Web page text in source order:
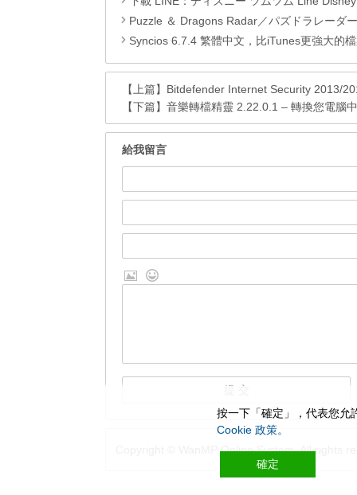
Puzzle ＆ Dragons Radar／パズドラレーダー 玩法及連動
Syncios 6.7.4 繁體中文，比iTunes更強大的檔案管理兼影片轉
【上篇】 Bitdefender Internet Security 2013/
【下篇】 音樂轉檔精靈 2.22.0.1 – 轉換您電腦
給我留言
Copyright © WanMP Online System. All rights
按一下「確定」，代表您允
Cookie 政策。
確定